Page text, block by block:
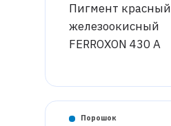
Пигмент красный
железоокисный
FERROXON 430 A
Порошок